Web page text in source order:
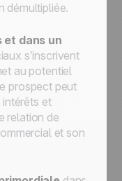
démultipliée.
et dans un
s’inscrivent
au potentiel
prospect peut
intérêts et
relation de
et son